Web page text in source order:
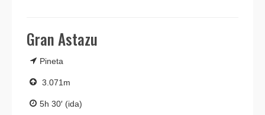
Gran Astazu
Pineta
3.071m
5h 30′ (ida)